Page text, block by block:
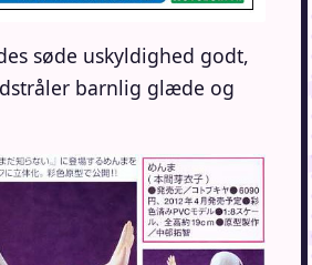
søde uskyldighed godt,
barnlig glæde og